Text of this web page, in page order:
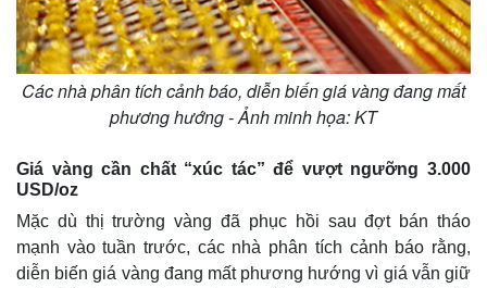
Các nhà phân tích cảnh báo, diễn biến giá vàng đang mất
phương hướng - Ảnh minh họa: KT
Giá vàng cần chất “xúc tác” để vượt ngưỡng 3.000
USD/oz
Mặc dù thị trường vàng đã phục hồi sau đợt bán tháo
mạnh vào tuần trước, các nhà phân tích cảnh báo rằng,
diễn biến giá vàng đang mất phương hướng vì giá vẫn giữ